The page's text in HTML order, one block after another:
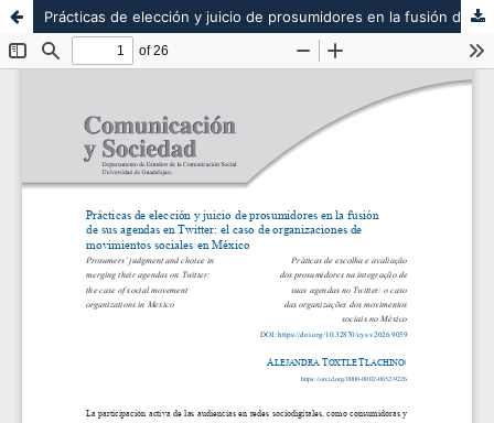
Prácticas de elección y juicio de prosumidores en la fusión de sus agendas en Twitter: el caso de organizaciones de los movimientos sociales en México